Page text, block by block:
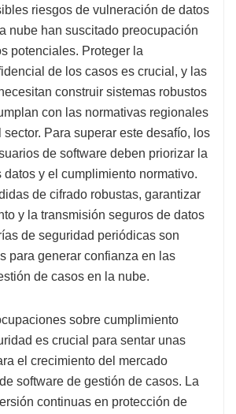
riesgos de vulneración de datos
nube han suscitado preocupación
potenciales. Proteger la
de los casos es crucial, y las
construir sistemas robustos
con las normativas regionales
Para superar este desafío, los
de software deben priorizar la
y el cumplimiento normativo.
de cifrado robustas, garantizar
y la transmisión seguros de datos
de seguridad periódicas son
para generar confianza en las
de casos en la nube.
sobre cumplimiento
es crucial para sentar unas
el crecimiento del mercado
software de gestión de casos. La
continuas en protección de